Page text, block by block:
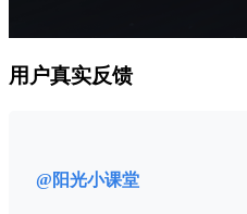
用户真实反馈
@阳光小课堂